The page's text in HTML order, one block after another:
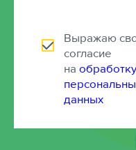
Выражаю
согласие
на обработку
данных
Практический психолог